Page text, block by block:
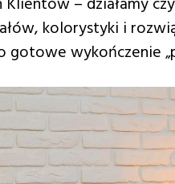
kolorystyki i
wykończenie